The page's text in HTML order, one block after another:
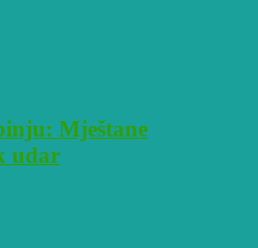
Mještane
udar